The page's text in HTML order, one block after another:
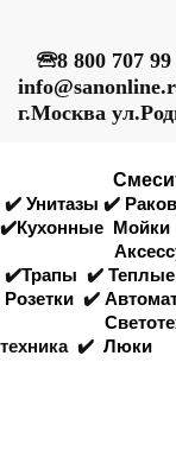
🕾8 800 707 99
г.Москва
✔️ Унитазы ✔️
✔️Кухонные Мойки
✔️Трапы ✔️
Розетки ✔️
техника ✔️ Люки